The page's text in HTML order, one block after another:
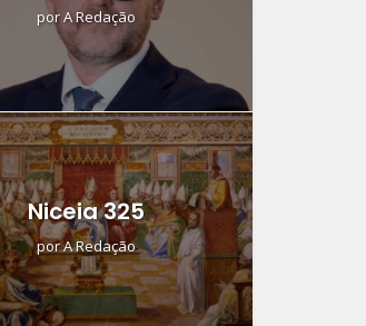
porA Redação
Niceia 325
porA Redação